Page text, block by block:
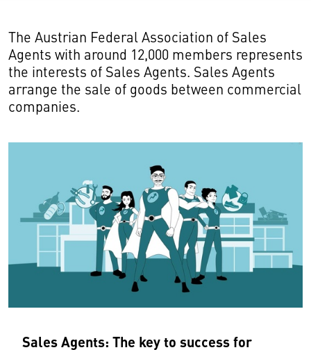
The Austrian Federal Association of Sales
Agents with around 12,000 members represents
the interests of Sales Agents. Sales Agents
arrange the sale of goods between commercial
companies.
Sales Agents: The key to success for